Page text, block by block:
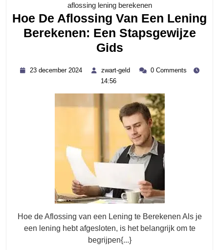
aflossing lening berekenenCategory
Hoe De Aflossing Van Een Lening
Berekenen: Een Stapsgewijze
GidsHoe
Aflossing
Van
Een
Lening
Berekenen:
Een
Stapsgewijze
Gids
23 december 2024
december
zwart-geld
zwart- 0 Comments
14:56
Hoe de Aflossing van een Lening te Berekenen Als je
een lening hebt afgesloten, is het belangrijk om te
begrijpen{...}